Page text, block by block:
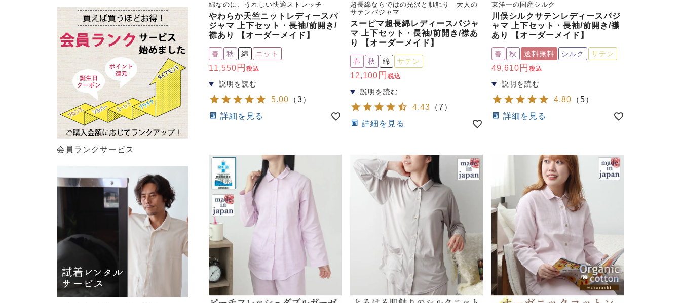
会員ランクサービス
綿なのに、うれしい快適ストレッチ
やわらか天竺ニットレディースパ
ジャマ 上下セット・長袖/前開き/
襟あり 【オーダーメイド】
春 秋 綿 ニット
11,550 税込
5.00 （3）
詳細を見る
超長綿ならではの光沢と肌触り 大人の
サテンパジャマ
スーピマ超長綿レディースパジャ
マ 上下セット・長袖/前開き/襟あ
り 【オーダーメイド】
春 秋 綿 サテン
12,100 税込
4.43 （7 ）
詳細を見る
東洋一の国産シルク
川俣シルクサテンレディースパジ
ャマ 上下セット・長袖/前開き/襟
あり 【オーダーメイド】
春 秋 送料無料 シルク サテン
49,610 税込
4.80 （5）
詳細を見る